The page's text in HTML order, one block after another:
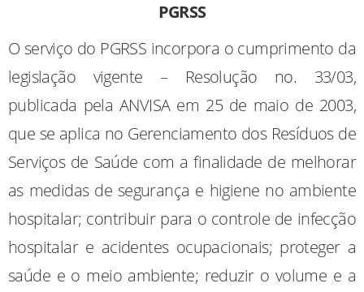
PGRSS
O serviço do PGRSS incorpora o cumprimento da
legislação vigente – Resolução no. 33/03,
publicada pela ANVISA em 25 de maio de 2003,
que se aplica no Gerenciamento dos Resíduos de
Serviços de Saúde com a finalidade de melhorar
as medidas de segurança e higiene no ambiente
hospitalar; contribuir para o controle de infecção
hospitalar e acidentes ocupacionais; proteger a
saúde e o meio ambiente; reduzir o volume e a